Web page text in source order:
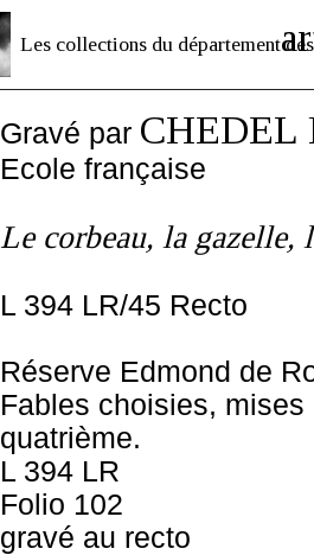
Les collections du département des
Gravé par CHEDEL
Ecole française
Le corbeau, la gazelle,
L 394 LR/45 Recto
Réserve Edmond de
Fables choisies,
quatrième.
L 394 LR
Folio 102
gravé au recto